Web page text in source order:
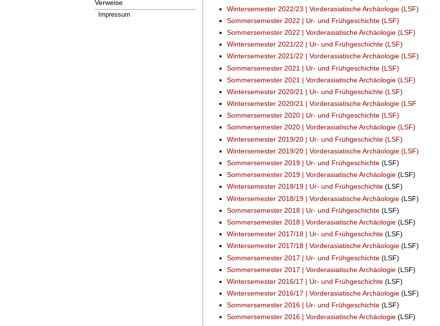
Verweise
Impressum
Wintersemester 2022/23 | Vorderasiatische Archäologie (LSF)
Sommersemester 2022 | Ur- und Frühgeschichte (LSF)
Sommersemester 2022 | Vorderasiatische Archäologie (LSF)
Wintersemester 2021/22 | Ur- und Frühgeschichte (LSF)
Wintersemester 2021/22 | Vorderasiatische Archäologie (LSF)
Sommersemester 2021 | Ur- und Frühgeschichte (LSF)
Sommersemester 2021 | Vorderasiatische Archäologie (LSF)
Wintersemester 2020/21 | Ur- und Frühgeschichte (LSF)
Wintersemester 2020/21 | Vorderasiatische Archäologie (LSF
Sommersemester 2020 | Ur- und Frühgeschichte (LSF)
Sommersemester 2020 | Vorderasiatische Archäologie (LSF)
Wintersemester 2019/20 | Ur- und Frühgeschichte (LSF)
Wintersemester 2019/20 | Vorderasiatische Archäologie (LSF)
Sommersemester 2019 | Ur- und Frühgeschichte (LSF)
Sommersemester 2019 | Vorderasiatische Archäologie (LSF)
Wintersemester 2018/19 | Ur- und Frühgeschichte (LSF)
Wintersemester 2018/19 | Vorderasiatische Archäologie (LSF)
Sommersemester 2018 | Ur- und Frühgeschichte (LSF)
Sommersemester 2018 | Vorderasiatische Archäologie (LSF)
Wintersemester 2017/18 | Ur- und Frühgeschichte (LSF)
Wintersemester 2017/18 | Vorderasiatische Archäologie (LSF)
Sommersemester 2017 | Ur- und Frühgeschichte (LSF)
Sommersemester 2017 | Vorderasiatische Archäologie (LSF)
Wintersemester 2016/17 | Ur- und Frühgeschichte (LSF)
Wintersemester 2016/17 | Vorderasiatische Archäologie (LSF)
Sommersemester 2016 | Ur- und Frühgeschichte (LSF)
Sommersemester 2016 | Vorderasiatische Archäologie (LSF)